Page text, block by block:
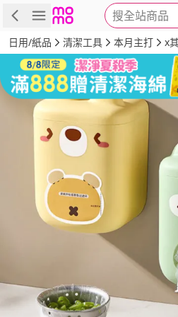
搜全站商品
商品 評價 詳情
日用/紙品 清潔工具 本月主打 x